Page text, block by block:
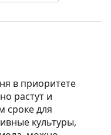
в приоритете
растут и
сроке для
культуры,